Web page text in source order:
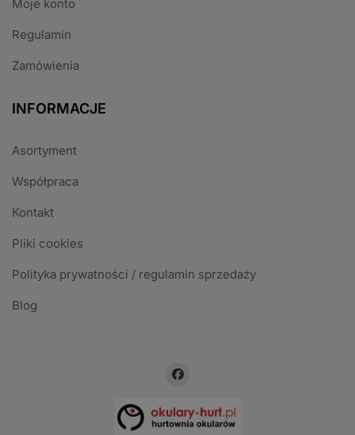
Moje konto
Regulamin
Zamówienia
INFORMACJE
Asortyment
Współpraca
Kontakt
Pliki cookies
Polityka prywatności / regulamin sprzedaży
Blog